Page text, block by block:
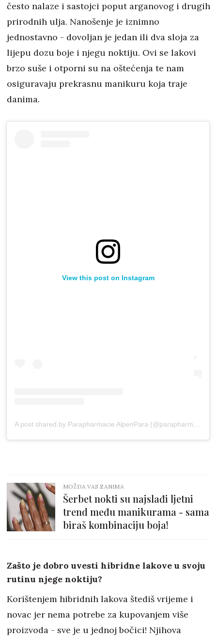
često nalaze i sastojci poput arganovog i drugih
prirodnih ulja. Nanošenje je iznimno
jednostavno - dovoljan je jedan ili dva sloja za
lijepu dozu boje i njegu noktiju. Ovi se lakovi
brzo suše i otporni su na oštećenja te nam
osiguravaju prekrasnu manikuru koja traje
danima.
View this post on Instagram
A post shared by Parapharmacie AlpenPara (@parapharmaciealpenpara)
MOŽDA VAS ZANIMA
Šerbet nokti su najslađi ljetni
trend među manikurama - sama
biraš kombinaciju boja!
Zašto je dobro uvesti hibridne lakove u svoju
rutinu njege noktiju?
Korištenjem hibridnih lakova štediš vrijeme i
novac jer nema potrebe za kupovanjem više
proizvoda - sve je u jednoj bočici! Njihova